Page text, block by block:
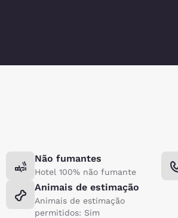
Não fumantes
Hotel 100% não fumante
Animais de estimação
Animais de estimação
permitidos: Sim